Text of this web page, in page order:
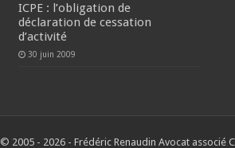
ICPE : l’obligation de
déclaration de cessation
d’activité
30 juin 2009
© 2005 - 2026 - Frédéric Renaudin Avocat associé